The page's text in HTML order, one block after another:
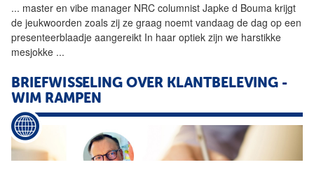
... master en vibe manager NRC columnist Japke d Bouma krijgt
de jeukwoorden zoals zij ze graag noemt vandaag de dag op een
presenteerblaadje aangereikt In haar optiek zijn we harstikke
mesjokke ...
BRIEFWISSELING OVER KLANTBELEVING -
WIM RAMPEN